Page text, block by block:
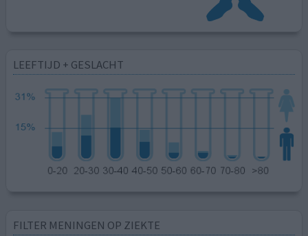
LEEFTIJD + GESLACHT
FILTER MENINGEN OP ZIEKTE